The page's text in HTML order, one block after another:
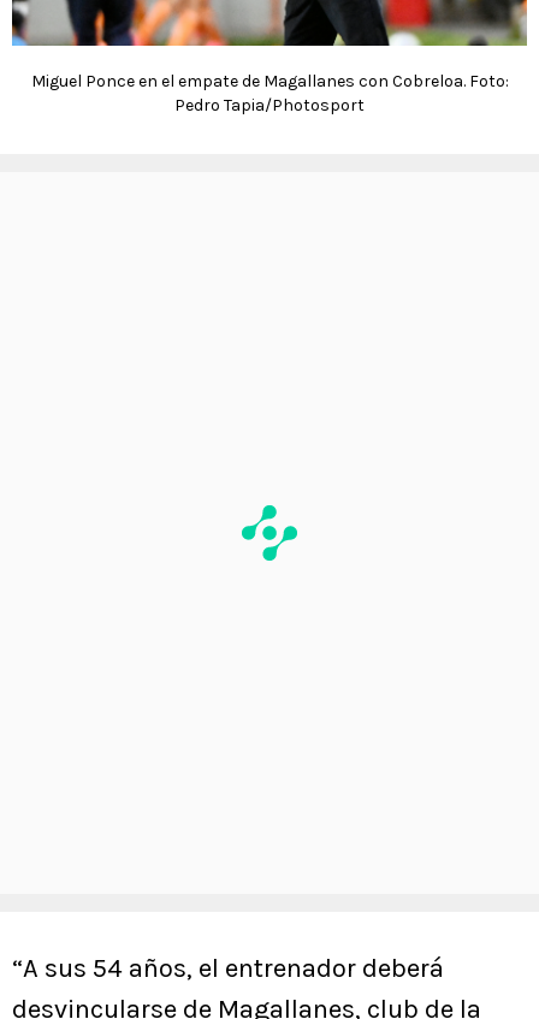
Miguel Ponce en el empate de Magallanes con Cobreloa. Foto:
Pedro Tapia/Photosport
“A sus 54 años, el entrenador deberá
desvincularse de Magallanes, club de la